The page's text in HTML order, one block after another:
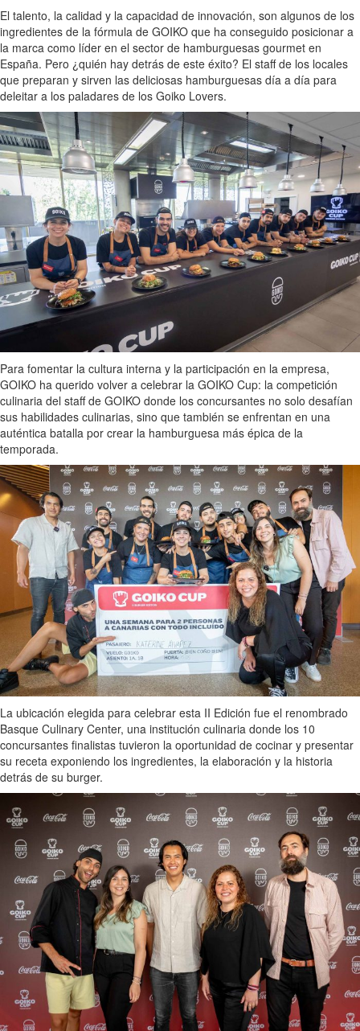
El talento, la calidad y la capacidad de innovación, son algunos de los
ingredientes de la fórmula de GOIKO que ha conseguido posicionar a
la marca como líder en el sector de hamburguesas gourmet en
España. Pero ¿quién hay detrás de este éxito? El staff de los locales
que preparan y sirven las deliciosas hamburguesas día a día para
deleitar a los paladares de los Goiko Lovers.
Para fomentar la cultura interna y la participación en la empresa,
GOIKO ha querido volver a celebrar la GOIKO Cup: la competición
culinaria del staff de GOIKO donde los concursantes no solo desafían
sus habilidades culinarias, sino que también se enfrentan en una
auténtica batalla por crear la hamburguesa más épica de la
temporada.
La ubicación elegida para celebrar esta II Edición fue el renombrado
Basque Culinary Center, una institución culinaria donde los 10
concursantes finalistas tuvieron la oportunidad de cocinar y presentar
su receta exponiendo los ingredientes, la elaboración y la historia
detrás de su burger.